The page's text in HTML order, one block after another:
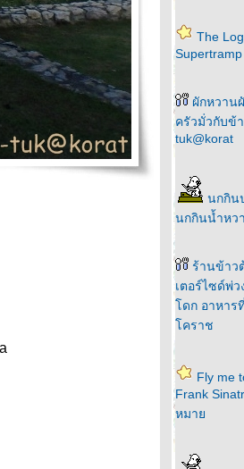
The
ผักหวาน
ครัวมั่วกับข้
tuk@korat
นกกิน
นกกินน้ำหว
ร้านข้าว
เตอร์ไซด์พ่
ดก อาหาร
คราช
Fly me
Frank
หมา